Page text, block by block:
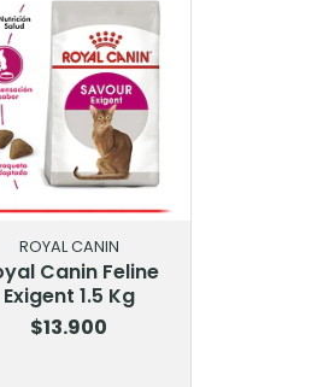
ROYAL CANIN
Canin Feline
Exigent 1.5 Kg
$13.900